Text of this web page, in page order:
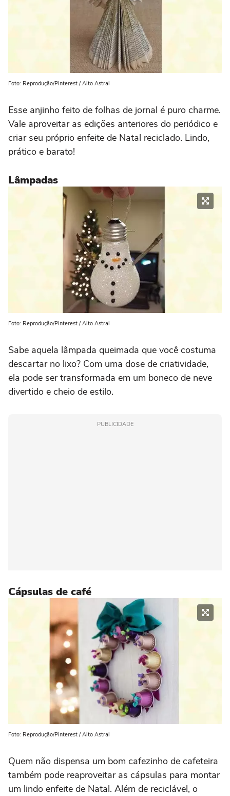
Foto: Reprodução/Pinterest / Alto Astral
Esse anjinho feito de folhas de jornal é puro charme.
Vale aproveitar as edições anteriores do periódico e
criar seu próprio enfeite de Natal reciclado. Lindo,
prático e barato!
Lâmpadas
Foto: Reprodução/Pinterest / Alto Astral
Sabe aquela lâmpada queimada que você costuma
descartar no lixo? Com uma dose de criatividade,
ela pode ser transformada em um boneco de neve
divertido e cheio de estilo.
PUBLICIDADE
Cápsulas de café
Foto: Reprodução/Pinterest / Alto Astral
Quem não dispensa um bom cafezinho de cafeteira
também pode reaproveitar as cápsulas para montar
um lindo enfeite de Natal. Além de reciclável, o